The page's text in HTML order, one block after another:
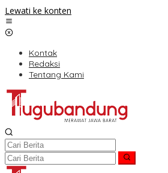
Lewati ke konten
Kontak
Redaksi
Tentang Kami